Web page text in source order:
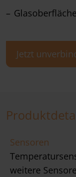
Jetzt
Sensoren
weitere